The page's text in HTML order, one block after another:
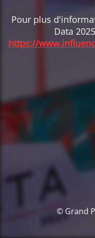
Pour plus
Data
https://
© Grand